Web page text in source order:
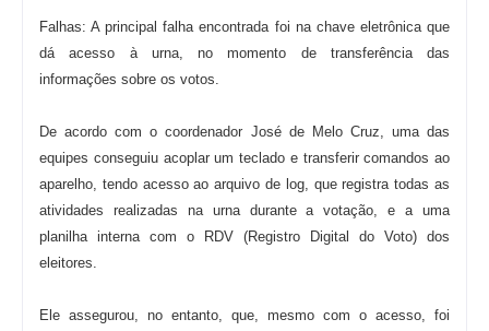
Falhas: A principal falha encontrada foi na chave eletrônica que
dá acesso à urna, no momento de transferência das
informações sobre os votos.
De acordo com o coordenador José de Melo Cruz, uma das
equipes conseguiu acoplar um teclado e transferir comandos ao
aparelho, tendo acesso ao arquivo de log, que registra todas as
atividades realizadas na urna durante a votação, e a uma
planilha interna com o RDV (Registro Digital do Voto) dos
eleitores.
Ele assegurou, no entanto, que, mesmo com o acesso, foi